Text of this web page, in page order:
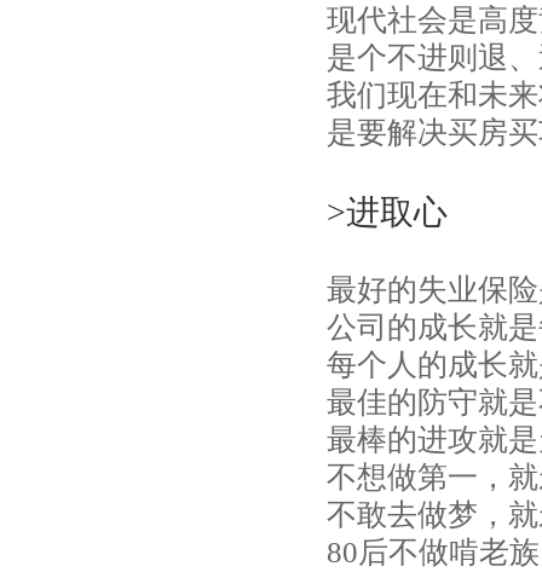
现代社会是高
是个不进则退
我们现在和未
是要解决买房
>进取心
最好的失业保
公司的成长就
每个人的成长
最佳的防守就
最棒的进攻就
不想做第一，
不敢去做梦，
80后不做啃老